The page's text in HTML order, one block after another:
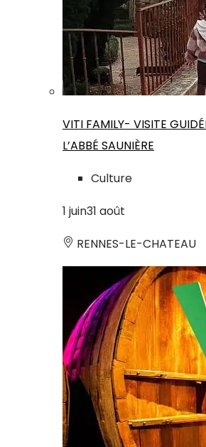
VITI FAMILY- VISITE
L’ABBÉ SAUNIÈRE
Culture
1 juin31 août
RENNES-LE-CHATEAU